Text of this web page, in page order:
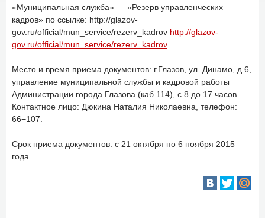
«Муниципальная служба» — «Резерв управленческих
кадров» по ссылке: http://glazov-
gov.ru/official/mun_service/rezerv_kadrov http://glazov-
gov.ru/official/mun_service/rezerv_kadrov.
Место и время приема документов: г.Глазов, ул. Динамо, д.6,
управление муниципальной службы и кадровой работы
Администрации города Глазова (каб.114), с 8 до 17 часов.
Контактное лицо: Дюкина Наталия Николаевна, телефон:
66−107.
Срок приема документов: с 21 октября по 6 ноября 2015
года